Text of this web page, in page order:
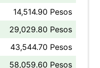
14,514.90 Pesos
29,029.80 Pesos
43,544.70 Pesos
58,059.60 Pesos